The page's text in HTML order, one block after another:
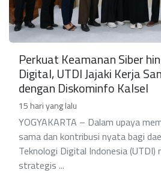
Perkuat Keamanan Siber
Digital, UTDI Jajaki Kerja
dengan Diskominfo Kalsel
15 hari yang lalu
YOGYAKARTA – Dalam upaya
sama dan kontribusi nyata bagi
Teknologi Digital Indonesia (UTDI)
strategis ...